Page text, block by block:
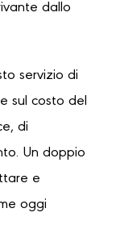
dallo
servizio di
sul costo del
di
Un doppio
e
oggi